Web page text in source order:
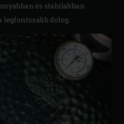
és stabilabban
dolog.